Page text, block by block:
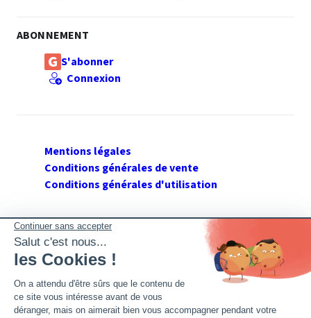
ABONNEMENT
S'abonner
Connexion
Mentions légales
Conditions générales de vente
Conditions générales d'utilisation
SUIVEZ GERANT DE SARL
Twitter